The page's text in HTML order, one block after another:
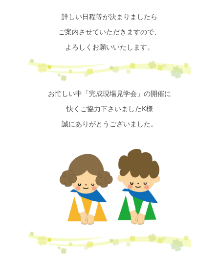
詳しい日程等が決まりましたら
ご案内させていただきますので、
よろしくお願いいたします。
お忙しい中「完成現場見学会」の開催に
快くご協力下さいましたK様
誠にありがとうございました。